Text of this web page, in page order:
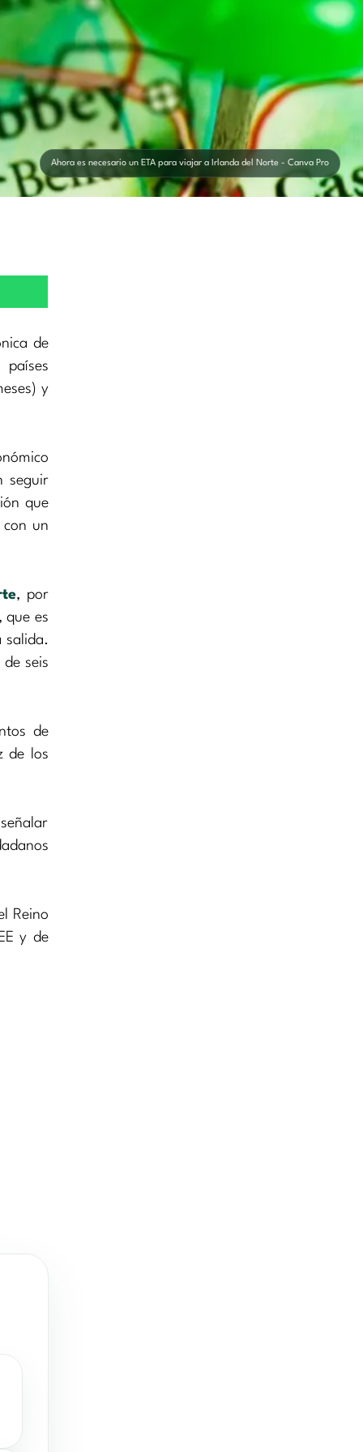
Ahora es necesario un ETA para viajar a Irlanda del Norte - Canva Pro
de
países
y
seguir
que
con un
, por
que es
salida.
seis
de
de los
Reino
y de